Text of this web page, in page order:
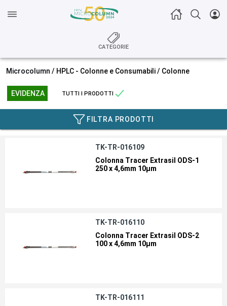
CATEGORIE
Microcolumn / HPLC - Colonne e Consumabili/ Colonne
EVIDENZA TUTTI I PRODOTTI
FILTRA PRODOTTI
TK-TR-016109
Colonna Tracer Extrasil ODS-1
250 x 4,6mm 10µm
TK-TR-016110
Colonna Tracer Extrasil ODS-2
100 x 4,6mm 10µm
TK-TR-016111